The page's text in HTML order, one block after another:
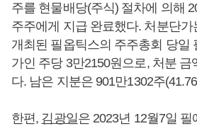
주를 현물배당(주식) 절차에 의해
주주에게 지급 완료했다. 처분단가
개최된 필옵틱스의 주주총회 당일
가인 주당 3만2150원으로, 처분 금
다. 남은 지분은 901만1302주
한편, 김광일은 2023년 12월7일